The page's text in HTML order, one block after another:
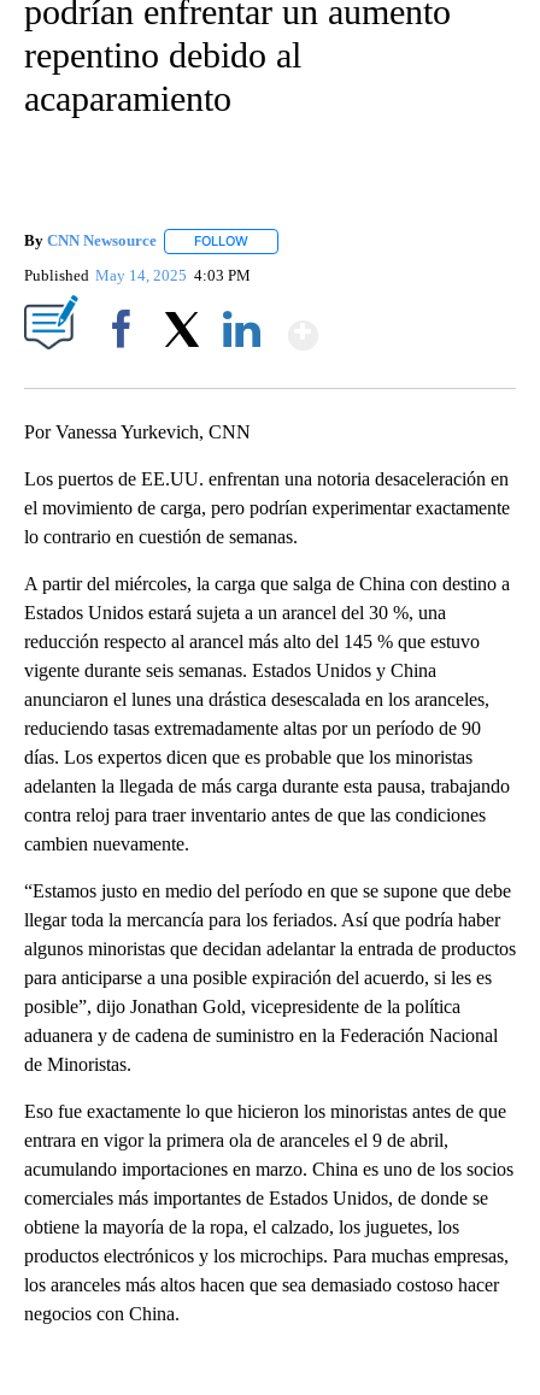
podrían enfrentar un aumento
repentino debido al
acaparamiento
By CNN Newsource FOLLOW
Published May 14, 2025 4:03 PM
Por Vanessa Yurkevich, CNN
Los puertos de EE.UU. enfrentan una notoria desaceleración en
el movimiento de carga, pero podrían experimentar exactamente
lo contrario en cuestión de semanas.
A partir del miércoles, la carga que salga de China con destino a
Estados Unidos estará sujeta a un arancel del 30 %, una
reducción respecto al arancel más alto del 145 % que estuvo
vigente durante seis semanas. Estados Unidos y China
anunciaron el lunes una drástica desescalada en los aranceles,
reduciendo tasas extremadamente altas por un período de 90
días. Los expertos dicen que es probable que los minoristas
adelanten la llegada de más carga durante esta pausa, trabajando
contra reloj para traer inventario antes de que las condiciones
cambien nuevamente.
“Estamos justo en medio del período en que se supone que debe
llegar toda la mercancía para los feriados. Así que podría haber
algunos minoristas que decidan adelantar la entrada de productos
para anticiparse a una posible expiración del acuerdo, si les es
posible”, dijo Jonathan Gold, vicepresidente de la política
aduanera y de cadena de suministro en la Federación Nacional
de Minoristas.
Eso fue exactamente lo que hicieron los minoristas antes de que
entrara en vigor la primera ola de aranceles el 9 de abril,
acumulando importaciones en marzo. China es uno de los socios
comerciales más importantes de Estados Unidos, de donde se
obtiene la mayoría de la ropa, el calzado, los juguetes, los
productos electrónicos y los microchips. Para muchas empresas,
los aranceles más altos hacen que sea demasiado costoso hacer
negocios con China.